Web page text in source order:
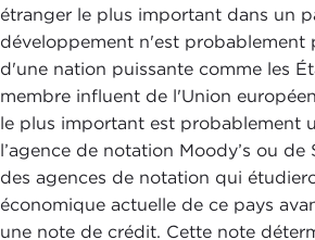
étranger le plus important dans un
développement n'est probablement
d'une nation puissante comme les
membre influent de l'Union
le plus important est probablement
l’agence de notation Moody’s ou de
des agences de notation qui
économique actuelle de ce pays
une note de crédit. Cette note